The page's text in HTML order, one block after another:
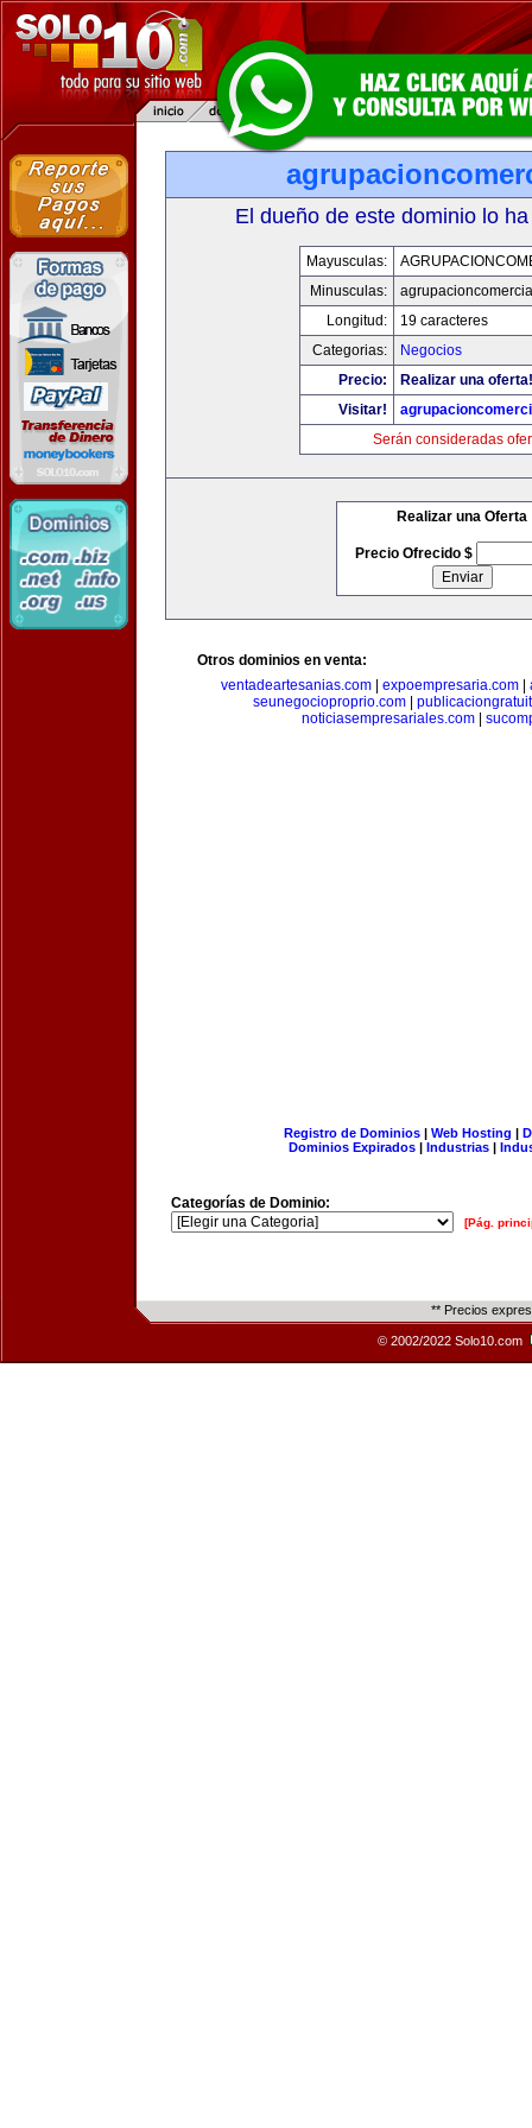
El dueño de este dominio lo
Mayusculas:
Minusculas:
Longitud:
19 caracteres
Categorias:
Negocios
Precio:
Realizar una oferta!
Visitar!
Serán consideradas
Realizar una Oferta
Precio Ofrecido $
Otros dominios en venta:
ventadeartesanias.com| expoempresaria.com|
seunegocioproprio.com
noticiasempresariales.com|
Registro de Dominios| Web Hosting |
Dominios Expirados | Industrias |
Categorías de Dominio:
[Pág.
** Precios
© 2002/2022 Solo10.com